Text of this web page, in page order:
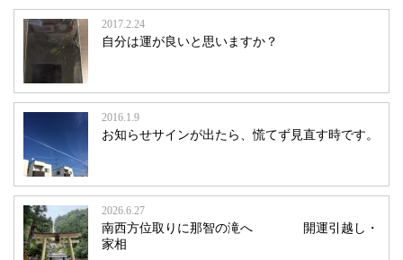
2017.2.24
自分は運が良いと思いますか？
2016.1.9
お知らせサインが出たら、慌てず見直す時です。
2026.6.27
南西方位取りに那智の滝へ 開運引越し・
家相